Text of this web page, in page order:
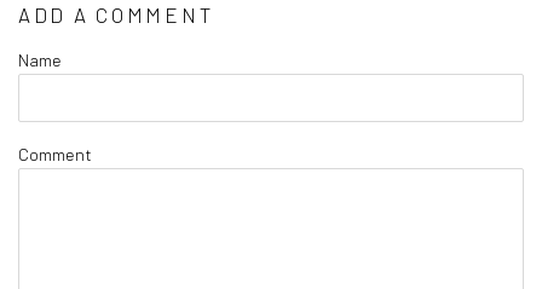
ADD A COMMENT
Name
Comment